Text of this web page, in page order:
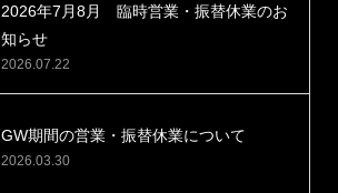
2026年7月8月 臨時営業・振替休業のお
知らせ
2026.07.22
GW期間の営業・振替休業について
2026.03.30